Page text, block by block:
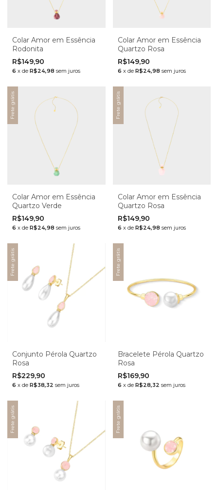
Colar Amor em Essência
Rodonita
R$149,90
6 x de R$24,98 sem juros
Colar Amor em Essência
Quartzo Rosa
R$149,90
6 x de R$24,98 sem juros
Frete grátis
Colar Amor em Essência
Quartzo Verde
R$149,90
6 x de R$24,98 sem juros
Frete grátis
Colar Amor em Essência
Quartzo Rosa
R$149,90
6 x de R$24,98 sem juros
Frete grátis
Conjunto Pérola Quartzo
Rosa
R$229,90
6 x de R$38,32 sem juros
Frete grátis
Bracelete Pérola Quartzo
Rosa
R$169,90
6 x de R$28,32 sem juros
Frete grátis Frete grátis